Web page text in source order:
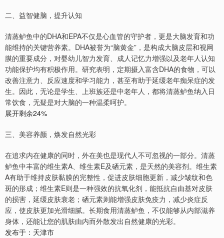
二、益智健脑，提升认知
清蒸鲈鱼中的DHA和EPA不仅是心血管的守护者，更是大脑发育和功
能维持的关键营养素。DHA被誉为“脑黄金”，是构成大脑皮层和视网
膜的重要成分，对婴幼儿智力发育、成人记忆力增强以及老年人认知
功能保护均有积极作用。研究表明，定期摄入富含DHA的食物，可以
改善注意力、反应速度和学习能力，甚至有助于延缓老年痴呆症的发
生。因此，无论是学生、上班族还是中老年人，都将清蒸鲈鱼纳入日
常饮食，无疑是对大脑的一种温柔呵护。
展开剩余24%
三、美容养颜，焕发自然光彩
在追求内在健康的同时，外在美也是现代人不可忽视的一部分。清蒸
鲈鱼中丰富的维生素A、维生素E及硒元素，是天然的美容剂。维生素
A有助于维持皮肤黏膜的完整性，促进皮肤细胞更新，减少皱纹和色
斑的形成；维生素E则是一种强效的抗氧化剂，能抵抗自由基对皮肤
的损害，延缓皮肤衰老；硒元素则能增强皮肤免疫力，减少炎症反
应，使皮肤更加光滑细腻。长期食用清蒸鲈鱼，不仅能够从内部滋养
身体，还能让您的肌肤由内而外散发出自然健康的光彩。
发布于：天津市